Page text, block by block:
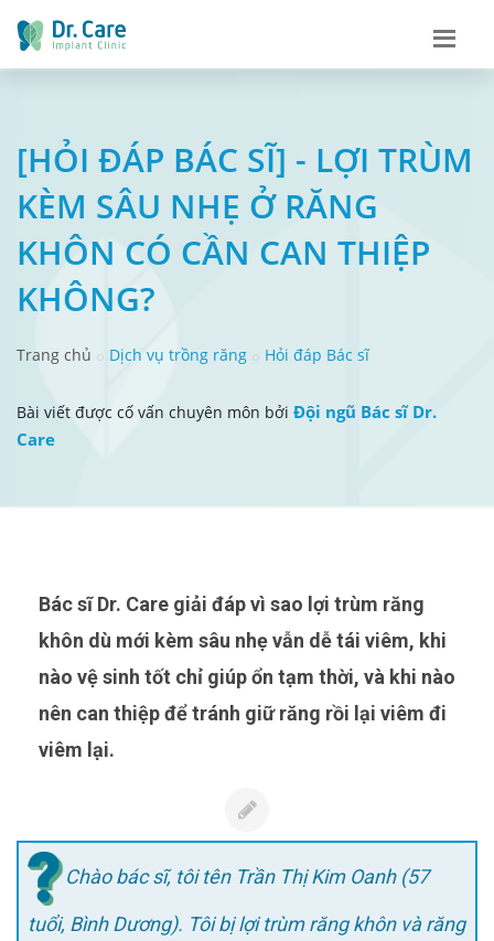
[HỎI ĐÁP BÁC SĨ] - LỢI TRÙM
KÈM SÂU NHẸ Ở RĂNG
KHÔN CÓ CẦN CAN THIỆP
KHÔNG?
Trang chủ Dịch vụ trồng răng Hỏi đáp Bác sĩ
Bài viết được cố vấn chuyên môn bởi Đội ngũ Bác sĩ Dr.
Care
Bác sĩ Dr. Care giải đáp vì sao lợi trùm răng
khôn dù mới kèm sâu nhẹ vẫn dễ tái viêm, khi
nào vệ sinh tốt chỉ giúp ổn tạm thời, và khi nào
nên can thiệp để tránh giữ răng rồi lại viêm đi
viêm lại.
Chào bác sĩ, tôi tên Trần Thị Kim Oanh (57
tuổi, Bình Dương). Tôi bị lợi trùm răng khôn và răng